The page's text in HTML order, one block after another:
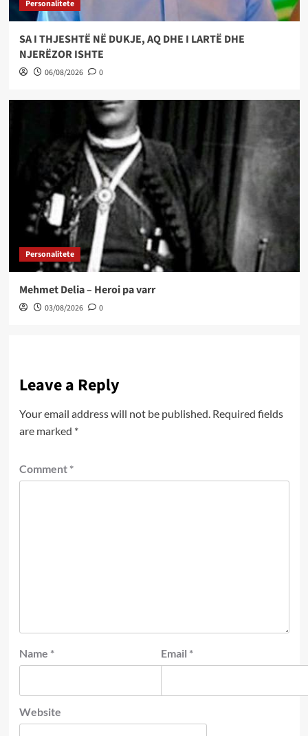
Personalitete
SA I THJESHTË NË DUKJE, AQ DHE I LARTË DHE
NJERËZOR ISHTE
06/08/2026 0
Personalitete
Mehmet Delia – Heroi pa varr
03/08/2026 0
Leave a Reply
Your email address will not be published. Required fields
are marked *
Comment *
Name * Email *
Website